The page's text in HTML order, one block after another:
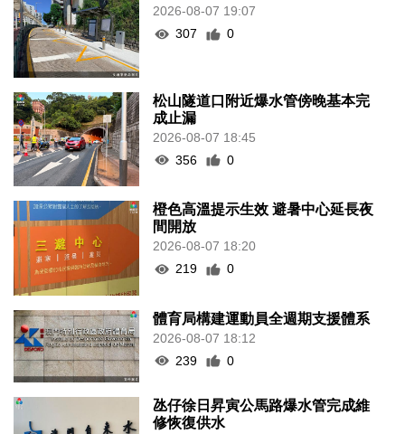
2026-08-07 19:07
307
0
松山隧道口附近爆水管傍晚基本完
成止漏
2026-08-07 18:45
356
0
橙色高溫提示生效 避暑中心延長夜
間開放
2026-08-07 18:20
219
0
體育局構建運動員全週期支援體系
2026-08-07 18:12
239
0
氹仔徐日昇寅公馬路爆水管完成維
修恢復供水